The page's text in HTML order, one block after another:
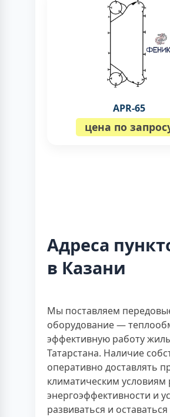
APR-65
цена по
Адреса
в Казани
Мы поставляем
оборудование —
эффективную работу
Татарстана. Наличие
оперативно доставлять
климатическим условиям
энергоэффективности и
развиваться и